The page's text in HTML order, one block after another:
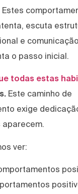
escuta
e
o passo inicial.
todas estas
Este caminho de
exige
aparecem.
ver: